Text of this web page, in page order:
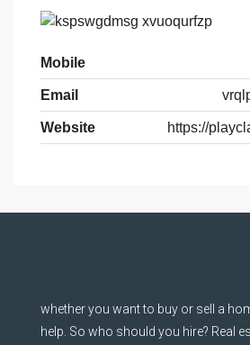
Mobile
Email
Website https://
whether you want to buy or sell a
help. So who should you hire? Real